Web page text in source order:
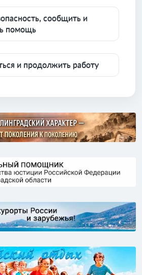
сообщить и
помощь
и продолжить работу